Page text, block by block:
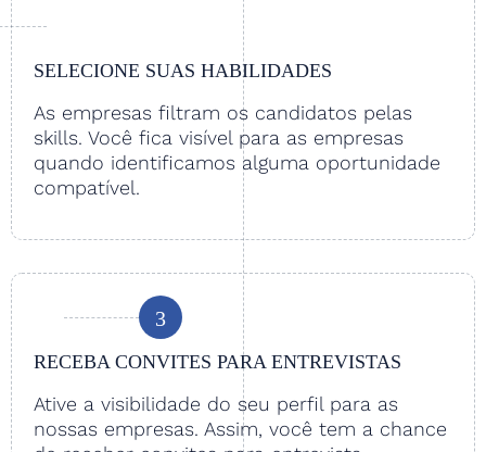
SELECIONE SUAS HABILIDADES
As empresas filtram os candidatos pelas
skills. Você fica visível para as empresas
quando identificamos alguma oportunidade
compatível.
3
RECEBA CONVITES PARA ENTREVISTAS
Ative a visibilidade do seu perfil para as
nossas empresas. Assim, você tem a chance